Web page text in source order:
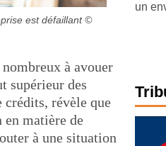
est défaillant©
à avouer
supérieur des
crédits, révèle que
en matière de
à une situation
un